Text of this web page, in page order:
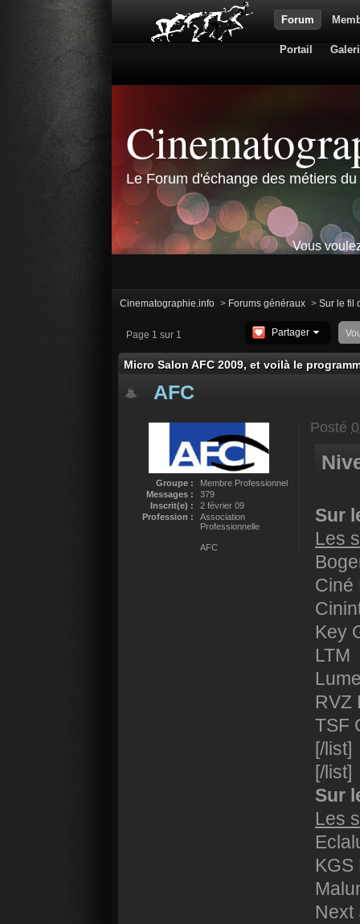
Forum
Portail
Le Forum d'échange des métiers
Vous
Cinematographie.info > Forums généraux > Sur le fil
Page 1 sur 1 Partager
Micro Salon AFC 2009, et voilà le
AFC
Groupe :
Membre Professionnel
Messages :
379
Inscrit(e) :
2 février 09
Profession :
Association
Professionnelle
AFC
Posté
Sur
Les
Ciné
Key
LTM
RVZ
TSF
[/list]
[/list]
Sur
Les
KGS
Next